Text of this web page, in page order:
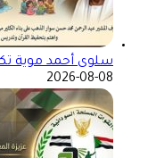
سلوى أحمد موية
2026-08-08